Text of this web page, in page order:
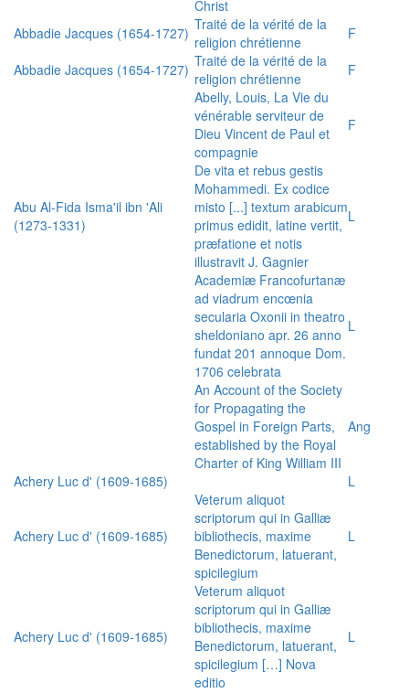
Christ
Abbadie Jacques (1654-1727) Traité de la vérité de la
religion chrétienne
F
Abbadie Jacques (1654-1727) Traité de la vérité de la
religion chrétienne
F
Abelly, Louis, La Vie du
vénérable serviteur de
Dieu Vincent de Paul et
compagnie
F
Abu Al-Fida Isma'il ibn 'Ali
(1273-1331)
De vita et rebus gestis
Mohammedi. Ex codice
misto [...] textum arabicum
primus edidit, latine vertit,
præfatione et notis
illustravit J. Gagnier
L
Academiæ Francofurtanæ
ad viadrum encœnia
secularia Oxonii in theatro
sheldoniano apr. 26 anno
fundat 201 annoque Dom.
1706 celebrata
L
An Account of the Society
for Propagating the
Gospel in Foreign Parts,
established by the Royal
Charter of King William III
Ang
Achery Luc d' (1609-1685) L
Achery Luc d' (1609-1685)
Veterum aliquot
scriptorum qui in Galliæ
bibliothecis, maxime
Benedictorum, latuerant,
spicilegium
L
Achery Luc d' (1609-1685)
Veterum aliquot
scriptorum qui in Galliæ
bibliothecis, maxime
Benedictorum, latuerant,
spicilegium […] Nova
editio
L